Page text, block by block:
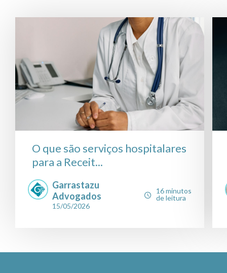
O que são serviços hospitalares
para a Receit...
Garrastazu
Advogados
15/05/2026
16 minutos
de leitura